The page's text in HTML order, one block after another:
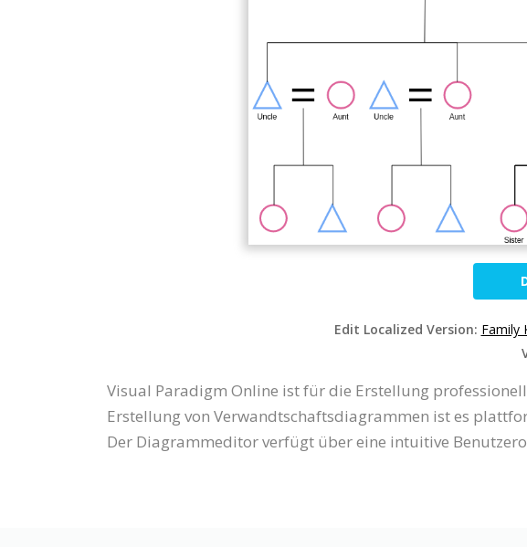
Edit Localized Version: Family
Visual Paradigm Online ist für die Erstellung
Erstellung von Verwandtschaftsdiagrammen ist es
Der Diagrammeditor verfügt über eine intuitive